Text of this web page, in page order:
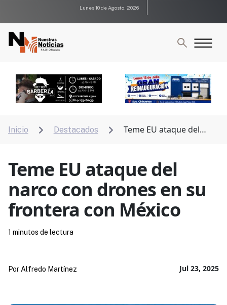
Lunes 10 de Agosto, 2026
Inicio  Destacados 
Teme EU ataque del
Teme EU ataque del
narco con drones en su
frontera con México
Jul 23, 2025
Por Alfredo Martínez
1 minutos de lectura